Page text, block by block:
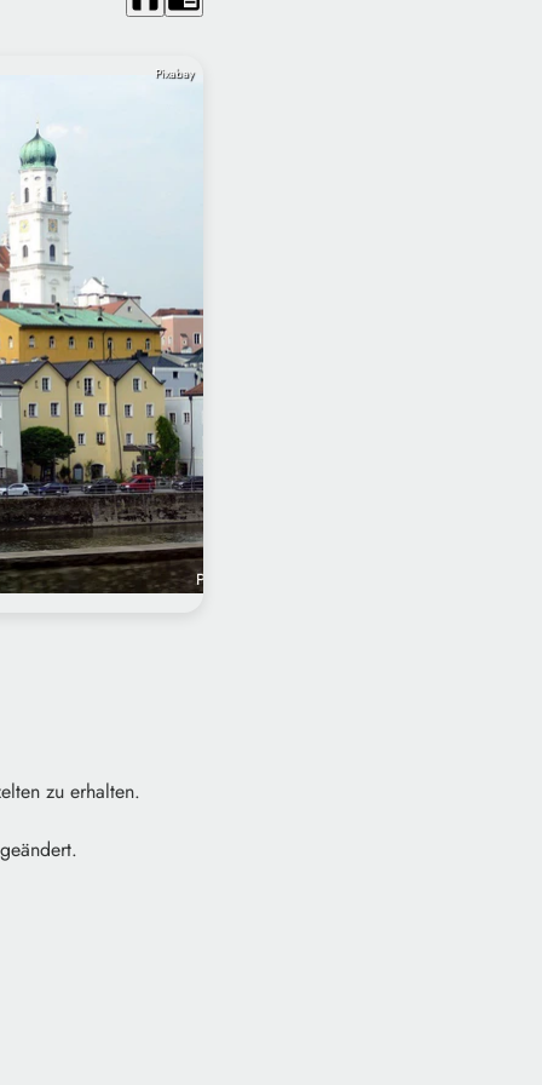
Pixabay
zu erhalten.